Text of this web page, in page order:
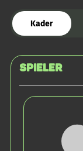
Kader
Spieler